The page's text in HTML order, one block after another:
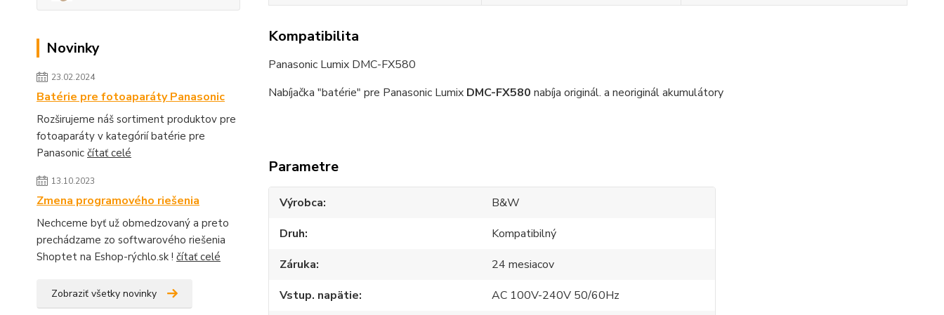
Novinky
23.02.2024
Batérie pre fotoaparáty Panasonic
Rozširujeme náš sortiment produktov pre
fotoaparáty v kategórií batérie pre
Panasonic čítať celé
13.10.2023
Zmena programového riešenia
Nechceme byť už obmedzovaný a preto
prechádzame zo softwarového riešenia
Shoptet na Eshop-rýchlo.sk ! čítať celé
Zobraziť všetky novinky
Kompatibilita
Panasonic Lumix DMC-FX580
Nabíjačka "batérie" pre Panasonic Lumix DMC-FX580 nabíja originál. a neoriginál akumulátory
Parametre
Výrobca
B&W
Druh
Kompatibilný
Záruka
24 mesiacov
Vstup. napätie
AC 100V-240V 50/60Hz